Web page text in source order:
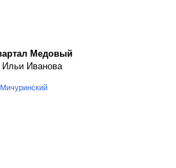
Медовый
Ильи Иванова